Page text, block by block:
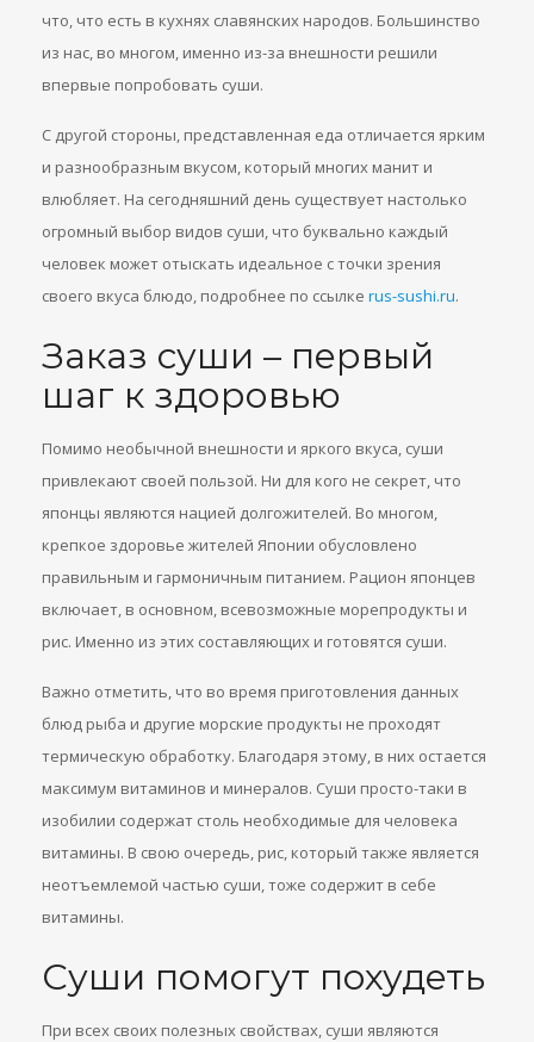
что, что есть в кухнях славянских народов. Большинство
из нас, во многом, именно из-за внешности решили
впервые попробовать суши.
С другой стороны, представленная еда отличается ярким
и разнообразным вкусом, который многих манит и
влюбляет. На сегодняшний день существует настолько
огромный выбор видов суши, что буквально каждый
человек может отыскать идеальное с точки зрения
своего вкуса блюдо, подробнее по ссылке rus-sushi.ru.
Заказ суши – первый
шаг к здоровью
Помимо необычной внешности и яркого вкуса, суши
привлекают своей пользой. Ни для кого не секрет, что
японцы являются нацией долгожителей. Во многом,
крепкое здоровье жителей Японии обусловлено
правильным и гармоничным питанием. Рацион японцев
включает, в основном, всевозможные морепродукты и
рис. Именно из этих составляющих и готовятся суши.
Важно отметить, что во время приготовления данных
блюд рыба и другие морские продукты не проходят
термическую обработку. Благодаря этому, в них остается
максимум витаминов и минералов. Суши просто-таки в
изобилии содержат столь необходимые для человека
витамины. В свою очередь, рис, который также является
неотъемлемой частью суши, тоже содержит в себе
витамины.
Суши помогут похудеть
При всех своих полезных свойствах, суши являются